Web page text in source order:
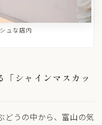
ュな店内
シャインマスカッ
どうの中から、富山の気